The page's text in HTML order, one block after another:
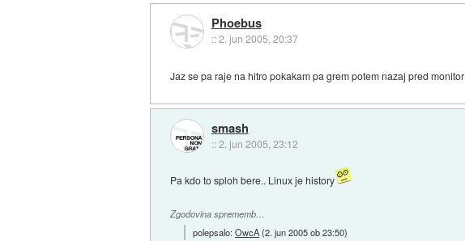
Phoebus
::2. jun 2005, 20:37
Jaz se pa raje na hitro pokakam pa grem potem nazaj pred monitor
smash
::2. jun 2005, 23:12
Pa kdo to sploh bere.. Linux je history
Zgodovina sprememb…
polepsalo:OwcA(2. jun 2005 ob 23:50)